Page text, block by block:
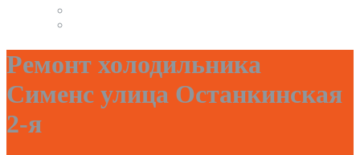
Ремонт холодильника
Сименс улица Останкинская
2-я